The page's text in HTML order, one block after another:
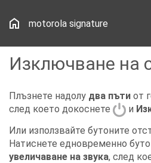
motorola signature
Изключване на
Плъзнете надолу два пъти от
след което докоснете
и
Или използвайте бутоните
Натиснете едновременно
увеличаване на звука, след